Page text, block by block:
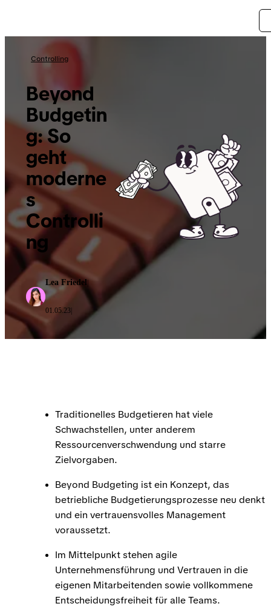
Controlling
Beyond
Budgetin
g: So
geht
moderne
s
Controlli
ng
Lea Friedel
01.05.23
Traditionelles Budgetieren hat viele
Schwachstellen, unter anderem
Ressourcenverschwendung und starre
Zielvorgaben.
Beyond Budgeting ist ein Konzept, das
betriebliche Budgetierungsprozesse neu denkt
und ein vertrauensvolles Management
voraussetzt.
Im Mittelpunkt stehen agile
Unternehmensführung und Vertrauen in die
eigenen Mitarbeitenden sowie vollkommene
Entscheidungsfreiheit für alle Teams.